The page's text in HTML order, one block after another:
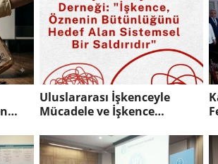
Uluslararası İşkenceyle
Mücadele ve İşkence